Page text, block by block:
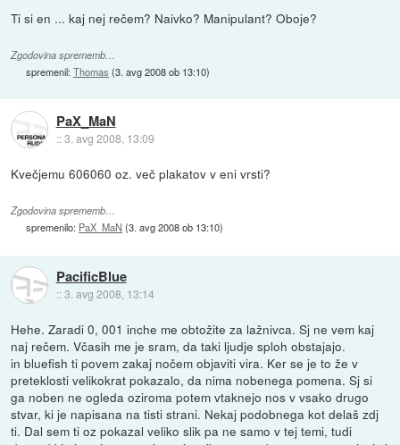
Ti si en ... kaj nej rečem? Naivko? Manipulant? Oboje?
Zgodovina sprememb…
spremenil:Thomas (3. avg 2008 ob 13:10)
PaX_MaN
::3. avg 2008, 13:09
Kvečjemu 606060 oz. več plakatov v eni vrsti?
Zgodovina sprememb…
spremenilo: PaX_MaN(3. avg 2008 ob 13:10)
PacificBlue
::3. avg 2008, 13:14
Hehe. Zaradi 0, 001 inche me obtožite za lažnivca. Sj ne vem kaj
naj rečem. Včasih me je sram, da taki ljudje sploh obstajajo.
in bluefish ti povem zakaj nočem objaviti vira. Ker se je to že v
preteklosti velikokrat pokazalo, da nima nobenega pomena. Sj si
ga noben ne ogleda oziroma potem vtaknejo nos v vsako drugo
stvar, ki je napisana na tisti strani. Nekaj podobnega kot delaš zdj
ti. Dal sem ti oz pokazal veliko slik pa ne samo v tej temi, tudi